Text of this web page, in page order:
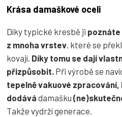
Krása damaškové oceli
Díky typické kresbě ji poznáte
z mnoha vrstev, které se
kovají. Díky tomu se dají
přizpůsobit. Při výrobě se
tepelně vakuové
dodává damašku
Takže vydrží generace.